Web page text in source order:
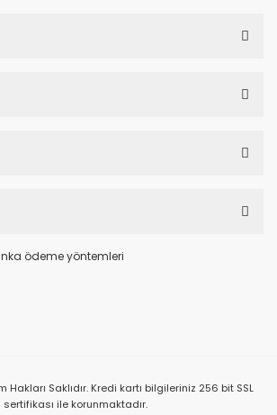
Hakları Saklıdır. Kredi kartı bilgileriniz 256 bit SSL
sertifikası ile korunmaktadır.